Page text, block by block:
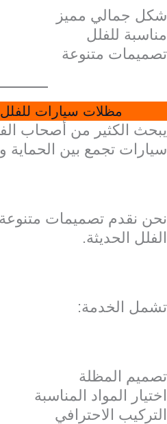
شكل جمالي مميز
مناسبة للفلل
تصميمات متنوعة
مظلات سيارات
يبحث الكثير من أصحاب
سيارات تجمع بين الحماية
نحن نقدم تصميمات
الفلل الحديثة.
تشمل الخدمة:
تصميم المظلة
اختيار المواد المناسبة
التركيب الاحترافي